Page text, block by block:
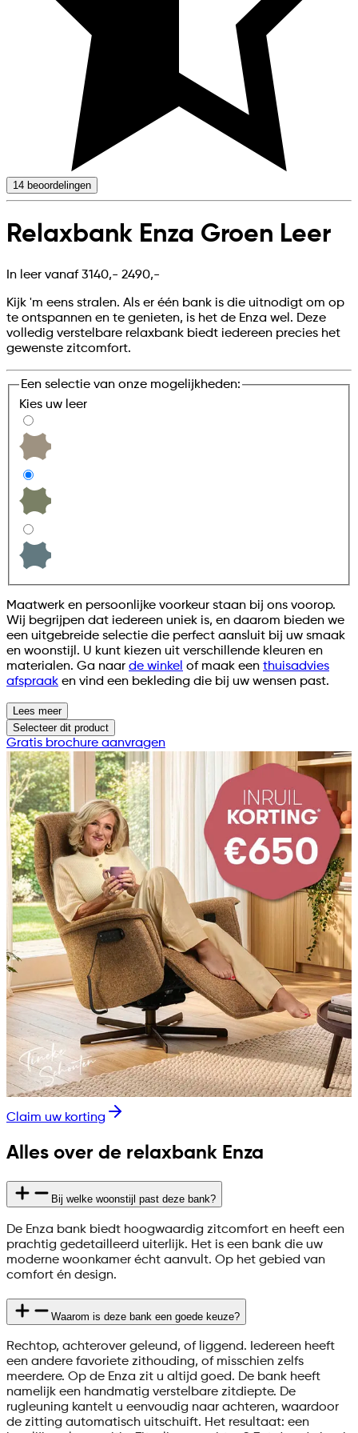
14 beoordelingen
Relaxbank Enza Groen Leer
In leer vanaf 3140,- 2490,-
Kijk 'm eens stralen. Als er één bank is die uitnodigt om op
te ontspannen en te genieten, is het de Enza wel. Deze
volledig verstelbare relaxbank biedt iedereen precies het
gewenste zitcomfort.
Een selectie van onze mogelijkheden:
Kies uw leer
Maatwerk en persoonlijke voorkeur staan bij ons voorop.
Wij begrijpen dat iedereen uniek is, en daarom bieden we
een uitgebreide selectie die perfect aansluit bij uw smaak
en woonstijl. U kunt kiezen uit verschillende kleuren en
materialen. Ga naar de winkel of maak een thuisadvies
afspraak en vind een bekleding die bij uw wensen past.
Lees meer
Selecteer dit product
Gratis brochure aanvragen
Claim uw korting
Alles over de relaxbank Enza
Bij welke woonstijl past deze bank?
De Enza bank biedt hoogwaardig zitcomfort en heeft een
prachtig gedetailleerd uiterlijk. Het is een bank die uw
moderne woonkamer écht aanvult. Op het gebied van
comfort én design.
Waarom is deze bank een goede keuze?
Rechtop, achterover geleund, of liggend. Iedereen heeft
een andere favoriete zithouding, of misschien zelfs
meerdere. Op de Enza zit u altijd goed. De bank heeft
namelijk een handmatig verstelbare zitdiepte. De
rugleuning kantelt u eenvoudig naar achteren, waardoor
de zitting automatisch uitschuift. Het resultaat: een